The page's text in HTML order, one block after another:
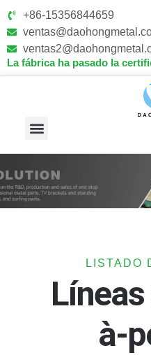
+86-15356844659
La fábrica ha pasado la
LISTADO
à-